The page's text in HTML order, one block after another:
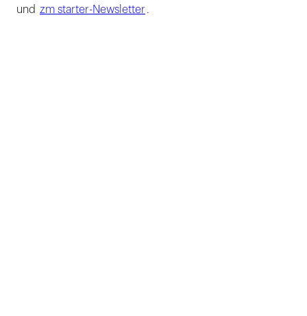
und zm starter-Newsletter .